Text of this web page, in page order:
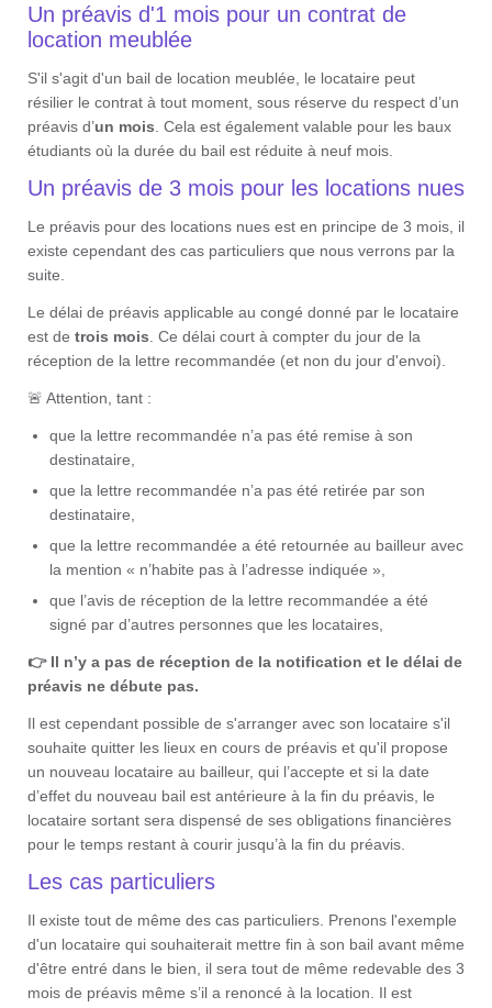
Un préavis d'1 mois pour un contrat de
location meublée
S'il s'agit d'un bail de location meublée, le locataire peut
résilier le contrat à tout moment, sous réserve du respect d’un
préavis d’un mois . Cela est également valable pour les baux
étudiants où la durée du bail est réduite à neuf mois.
Un préavis de 3 mois pour les locations nues
Le préavis pour des locations nues est en principe de 3 mois, il
existe cependant des cas particuliers que nous verrons par la
suite.
Le délai de préavis applicable au congé donné par le locataire
est de trois mois . Ce délai court à compter du jour de la
réception de la lettre recommandée (et non du jour d'envoi).
🚨 Attention, tant :
que la lettre recommandée n’a pas été remise à son
destinataire,
que la lettre recommandée n’a pas été retirée par son
destinataire,
que la lettre recommandée a été retournée au bailleur avec
la mention « n’habite pas à l’adresse indiquée »,
que l’avis de réception de la lettre recommandée a été
signé par d’autres personnes que les locataires,
👉 Il n’y a pas de réception de la notification et le délai de
préavis ne débute pas.
Il est cependant possible de s'arranger avec son locataire s'il
souhaite quitter les lieux en cours de préavis et qu'il propose
un nouveau locataire au bailleur, qui l’accepte et si la date
d’effet du nouveau bail est antérieure à la fin du préavis, le
locataire sortant sera dispensé de ses obligations financières
pour le temps restant à courir jusqu’à la fin du préavis.
Les cas particuliers
Il existe tout de même des cas particuliers. Prenons l'exemple
d'un locataire qui souhaiterait mettre fin à son bail avant même
d'être entré dans le bien, il sera tout de même redevable des 3
mois de préavis même s’il a renoncé à la location. Il est